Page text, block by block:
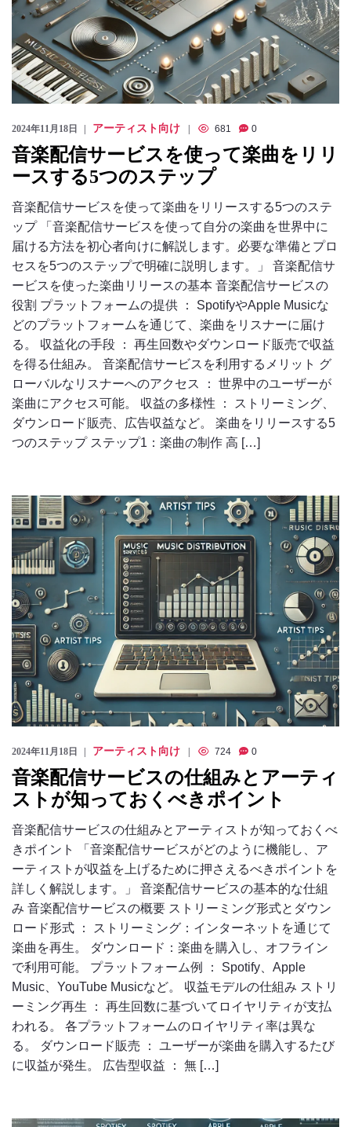
2024年11月18日 アーティスト向け 681 0
音楽配信サービスを使って楽曲をリリ
ースする5つのステップ
音楽配信サービスを使って楽曲をリリースする5つのステ
ップ 「音楽配信サービスを使って自分の楽曲を世界中に
届ける方法を初心者向けに解説します。必要な準備とプロ
セスを5つのステップで明確に説明します。」 音楽配信サ
ービスを使った楽曲リリースの基本 音楽配信サービスの
役割 プラットフォームの提供 ： SpotifyやApple Musicな
どのプラットフォームを通じて、楽曲をリスナーに届け
る。 収益化の手段 ： 再生回数やダウンロード販売で収益
を得る仕組み。 音楽配信サービスを利用するメリット グ
ローバルなリスナーへのアクセス ： 世界中のユーザーが
楽曲にアクセス可能。 収益の多様性 ： ストリーミング、
ダウンロード販売、広告収益など。 楽曲をリリースする5
つのステップ ステップ1：楽曲の制作 高 […]
2024年11月18日 アーティスト向け 724 0
音楽配信サービスの仕組みとアーティ
ストが知っておくべきポイント
音楽配信サービスの仕組みとアーティストが知っておくべ
きポイント 「音楽配信サービスがどのように機能し、ア
ーティストが収益を上げるために押さえるべきポイントを
詳しく解説します。」 音楽配信サービスの基本的な仕組
み 音楽配信サービスの概要 ストリーミング形式とダウン
ロード形式 ： ストリーミング：インターネットを通じて
楽曲を再生。 ダウンロード：楽曲を購入し、オフライン
で利用可能。 プラットフォーム例 ： Spotify、Apple
Music、YouTube Musicなど。 収益モデルの仕組み ストリ
ーミング再生 ： 再生回数に基づいてロイヤリティが支払
われる。 各プラットフォームのロイヤリティ率は異な
る。 ダウンロード販売 ： ユーザーが楽曲を購入するたび
に収益が発生。 広告型収益 ： 無 […]